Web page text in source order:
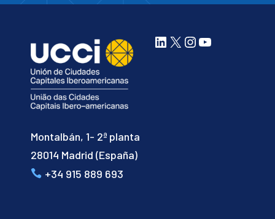
Montalbán, 1- 2ª planta
28014 Madrid (España)
+34 915 889 693
LinkedIn
X Instagram
YouTube